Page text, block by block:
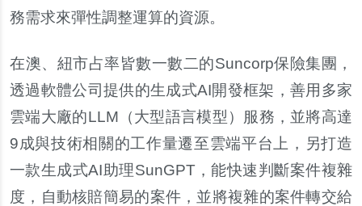
務需求來彈性調整運算的資源。
在澳、紐市占率皆數一數二的Suncorp保險集團，
透過軟體公司提供的生成式AI開發框架，善用多家
雲端大廠的LLM（大型語言模型）服務，並將高達
9成與技術相關的工作量遷至雲端平台上，另打造
一款生成式AI助理SunGPT，能快速判斷案件複雜
度，自動核賠簡易的案件，並將複雜的案件轉交給